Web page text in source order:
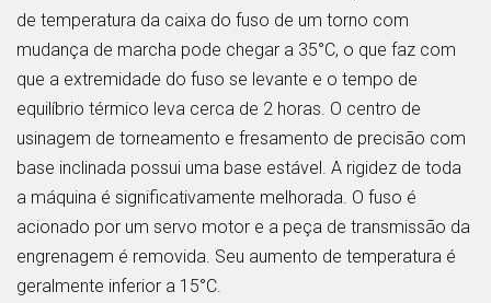
de temperatura da caixa do fuso de um torno com
mudança de marcha pode chegar a 35°C, o que faz com
que a extremidade do fuso se levante e o tempo de
equilíbrio térmico leva cerca de 2 horas. O centro de
usinagem de torneamento e fresamento de precisão com
base inclinada possui uma base estável. A rigidez de toda
a máquina é significativamente melhorada. O fuso é
acionado por um servo motor e a peça de transmissão da
engrenagem é removida. Seu aumento de temperatura é
geralmente inferior a 15°C.